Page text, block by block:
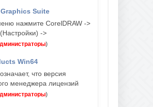
Suite
03-авг, 18:58
нажмите CorelDRAW ->
->
)
Win64
что версия
менеджера лицензий
)